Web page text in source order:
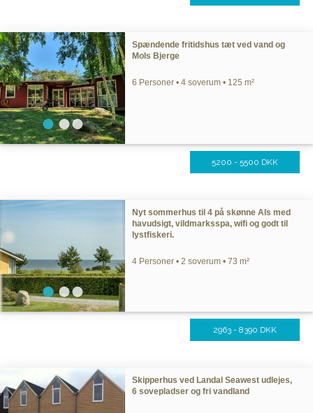
Spændende fritidshus tæt ved vand og
Mols Bjerge
6 Personer • 4 soverum • 125 m²
5200 - 5500 DKK
Nyt sommerhus til 4 på skønne Als med
havudsigt, vildmarksspa, wifi og godt til
lystfiskeri.
4 Personer • 2 soverum • 73 m²
2963 - 8390 DKK
Skipperhus ved Landal Seawest udlejes,
6 sovepladser og fri vandland